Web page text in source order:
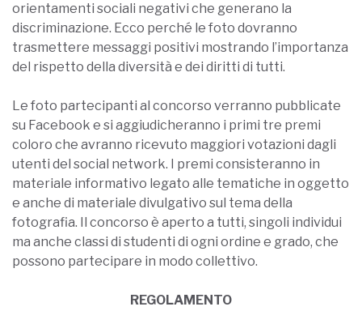
orientamenti sociali negativi che generano la
discriminazione. Ecco perché le foto dovranno
trasmettere messaggi positivi mostrando l’importanza
del rispetto della diversità e dei diritti di tutti.
Le foto partecipanti al concorso verranno pubblicate
su Facebook e si aggiudicheranno i primi tre premi
coloro che avranno ricevuto maggiori votazioni dagli
utenti del social network. I premi consisteranno in
materiale informativo legato alle tematiche in oggetto
e anche di materiale divulgativo sul tema della
fotografia. Il concorso è aperto a tutti, singoli individui
ma anche classi di studenti di ogni ordine e grado, che
possono partecipare in modo collettivo.
REGOLAMENTO